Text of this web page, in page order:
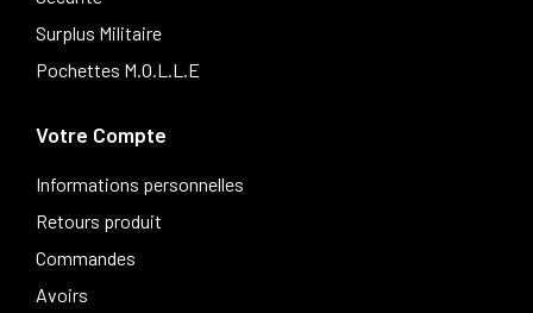
Surplus Militaire
Pochettes M.O.L.L.E
Votre Compte
Informations personnelles
Retours produit
Commandes
Avoirs